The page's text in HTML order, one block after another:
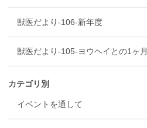
獣医だより-106-新年度
獣医だより-105-ヨウヘイとの1ヶ月
カテゴリ別
イベントを通して